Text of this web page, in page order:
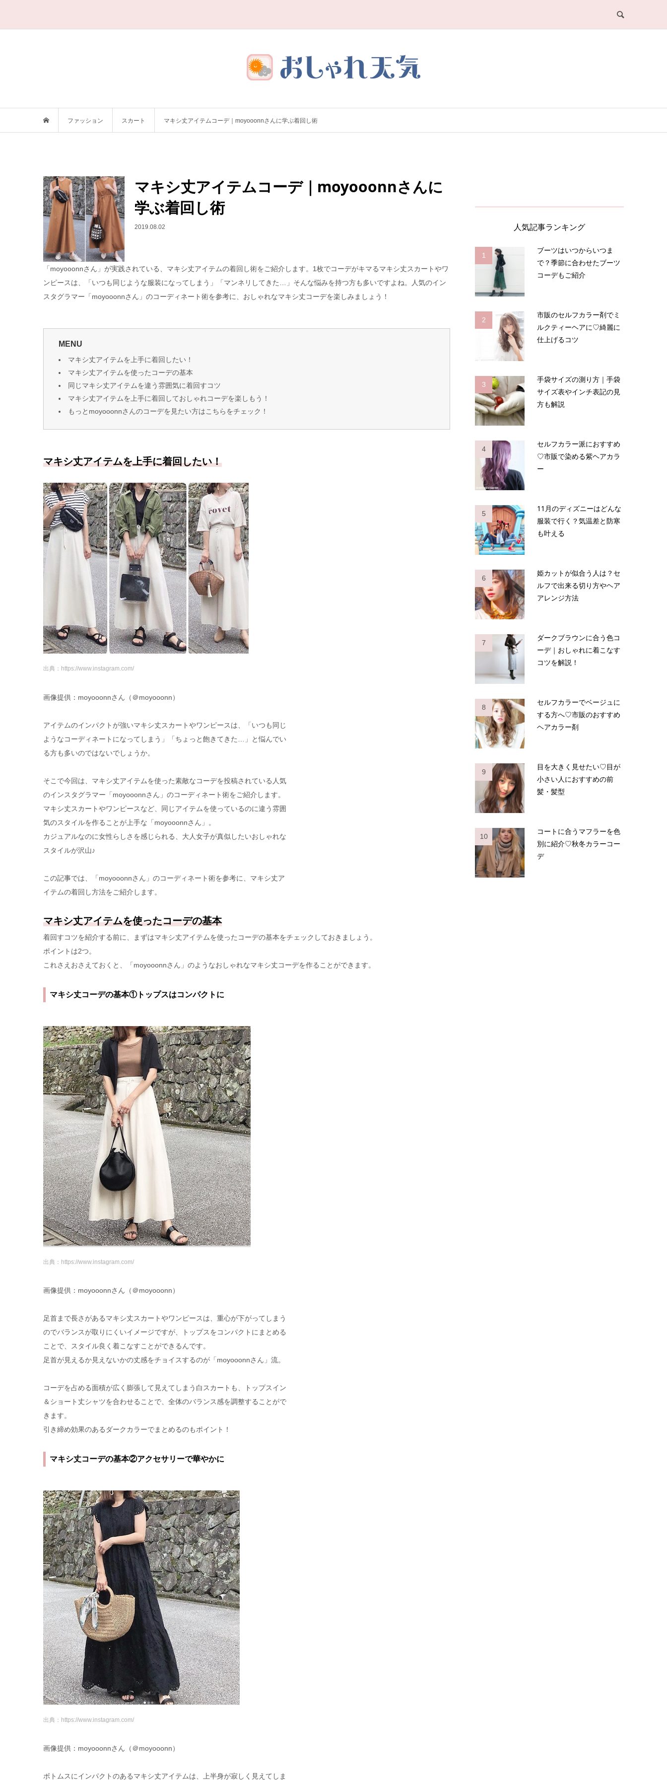
ファッション スカート マキシ丈アイテムコーデ｜moyooonnさんに学ぶ着回し術
マキシ丈アイテムコーデ｜moyooonnさんに
学ぶ着回し術
2019.08.02
「moyooonnさん」が実践されている、マキシ丈アイテムの着回し術をご紹介します。1枚でコーデがキマるマキシ丈スカートやワ
ンピースは、「いつも同じような服装になってしまう」「マンネリしてきた…」そんな悩みを持つ方も多いですよね。人気のイン
スタグラマー「moyooonnさん」のコーディネート術を参考に、おしゃれなマキシ丈コーデを楽しみましょう！
MENU
マキシ丈アイテムを上手に着回したい！
マキシ丈アイテムを使ったコーデの基本
同じマキシ丈アイテムを違う雰囲気に着回すコツ
マキシ丈アイテムを上手に着回しておしゃれコーデを楽しもう！
もっとmoyooonnさんのコーデを見たい方はこちらをチェック！
マキシ丈アイテムを上手に着回したい！
出典：https://www.instagram.com/
画像提供：moyooonnさん（＠moyooonn）
アイテムのインパクトが強いマキシ丈スカートやワンピースは、「いつも同じ
ようなコーディネートになってしまう」「ちょっと飽きてきた…」と悩んでい
る方も多いのではないでしょうか。
そこで今回は、マキシ丈アイテムを使った素敵なコーデを投稿されている人気
のインスタグラマー「moyooonnさん」のコーディネート術をご紹介します。
マキシ丈スカートやワンピースなど、同じアイテムを使っているのに違う雰囲
気のスタイルを作ることが上手な「moyooonnさん」。
カジュアルなのに女性らしさを感じられる、大人女子が真似したいおしゃれな
スタイルが沢山♪
この記事では、「moyooonnさん」のコーディネート術を参考に、マキシ丈ア
イテムの着回し方法をご紹介します。
マキシ丈アイテムを使ったコーデの基本
着回すコツを紹介する前に、まずはマキシ丈アイテムを使ったコーデの基本をチェックしておきましょう。
ポイントは2つ。
これさえおさえておくと、「moyooonnさん」のようなおしゃれなマキシ丈コーデを作ることができます。
マキシ丈コーデの基本①トップスはコンパクトに
出典：https://www.instagram.com/
画像提供：moyooonnさん（＠moyooonn）
足首まで長さがあるマキシ丈スカートやワンピースは、重心が下がってしまう
のでバランスが取りにくいイメージですが、トップスをコンパクトにまとめる
ことで、スタイル良く着こなすことができるんです。
足首が見えるか見えないかの丈感をチョイスするのが「moyooonnさん」流。
コーデを占める面積が広く膨張して見えてしまう白スカートも、トップスイン
＆ショート丈シャツを合わせることで、全体のバランス感を調整することがで
きます。
引き締め効果のあるダークカラーでまとめるのもポイント！
マキシ丈コーデの基本②アクセサリーで華やかに
出典：https://www.instagram.com/
画像提供：moyooonnさん（＠moyooonn）
ボトムスにインパクトのあるマキシ丈アイテムは、上半身が寂しく見えてしま
人気記事ランキング
1
ブーツはいつからいつま
で？季節に合わせたブーツ
コーデもご紹介
2
市販のセルフカラー剤でミ
ルクティーヘアに♡綺麗に
仕上げるコツ
3
手袋サイズの測り方｜手袋
サイズ表やインチ表記の見
方も解説
4
セルフカラー派におすすめ
♡市販で染める紫ヘアカラ
ー
5
11月のディズニーはどんな
服装で行く？気温差と防寒
も叶える
6
姫カットが似合う人は？セ
ルフで出来る切り方やヘア
アレンジ方法
7
ダークブラウンに合う色コ
ーデ｜おしゃれに着こなす
コツを解説！
8
セルフカラーでベージュに
する方へ♡市販のおすすめ
ヘアカラー剤
9
目を大きく見せたい♡目が
小さい人におすすめの前
髪・髪型
10
コートに合うマフラーを色
別に紹介♡秋冬カラーコー
デ